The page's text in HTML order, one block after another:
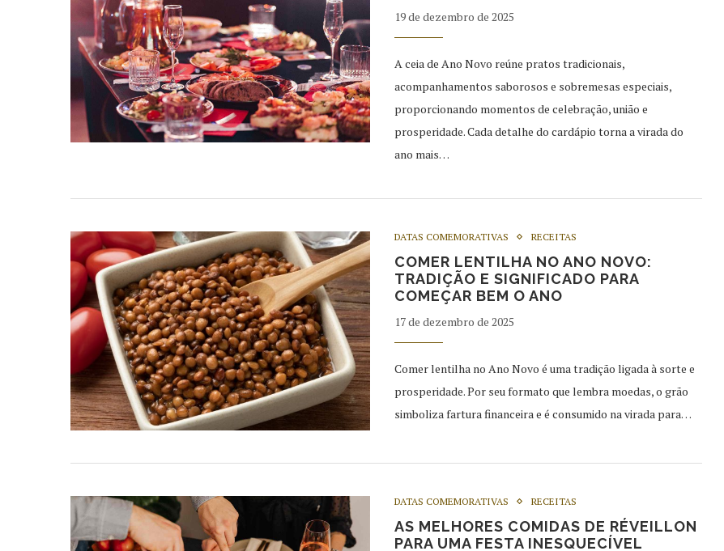
19 de dezembro de 2025
A ceia de Ano Novo reúne pratos tradicionais,
acompanhamentos saborosos e sobremesas especiais,
proporcionando momentos de celebração, união e
prosperidade. Cada detalhe do cardápio torna a virada do
ano mais…
DATAS COMEMORATIVAS RECEITAS
COMER LENTILHA NO ANO NOVO:
TRADIÇÃO E SIGNIFICADO PARA
COMEÇAR BEM O ANO
17 de dezembro de 2025
Comer lentilha no Ano Novo é uma tradição ligada à sorte e
prosperidade. Por seu formato que lembra moedas, o grão
simboliza fartura financeira e é consumido na virada para…
DATAS COMEMORATIVAS RECEITAS
AS MELHORES COMIDAS DE RÉVEILLON
PARA UMA FESTA INESQUECÍVEL